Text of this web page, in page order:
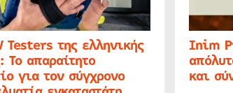
Testers της ελληνικής
Το απαραίτητο
για τον σύγχρονο
Inim
και